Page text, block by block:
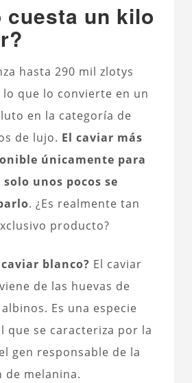
cuesta un kilo
hasta 290 mil zlotys
que lo convierte en un
en la categoría de
de lujo. El caviar más
únicamente para
unos pocos se
. ¿Es realmente tan
producto?
blanco? El caviar
de las huevas de
Es una especie
que se caracteriza por la
gen responsable de la
de melanina.